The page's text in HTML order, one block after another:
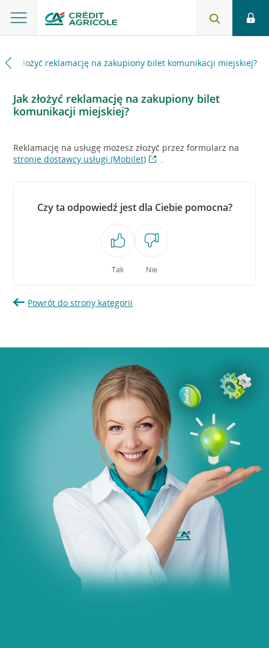
Jak złożyć reklamację na zakupiony bilet komunikacji miejskiej?
Jak złożyć reklamację na zakupiony bilet
komunikacji miejskiej?
Reklamację na usługę możesz złożyć przez formularz na
stronie dostawcy usługi (Mobilet)
.
Czy ta odpowiedź jest dla Ciebie pomocna?
Tak Nie
Powrót do strony kategorii